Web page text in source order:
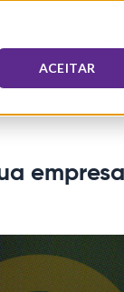
ACEITAR
empresa